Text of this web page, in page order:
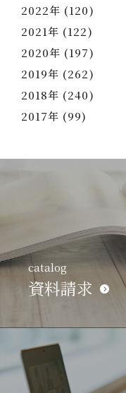
2022年 (120)
2021年 (122)
2020年 (197)
2019年 (262)
2018年 (240)
2017年 (99)
catalog
資料請求